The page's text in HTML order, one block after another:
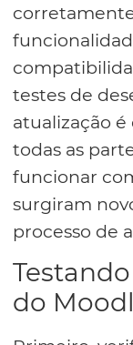
testes de
atualização
todas as
funcionar
surgiram
processo de
do